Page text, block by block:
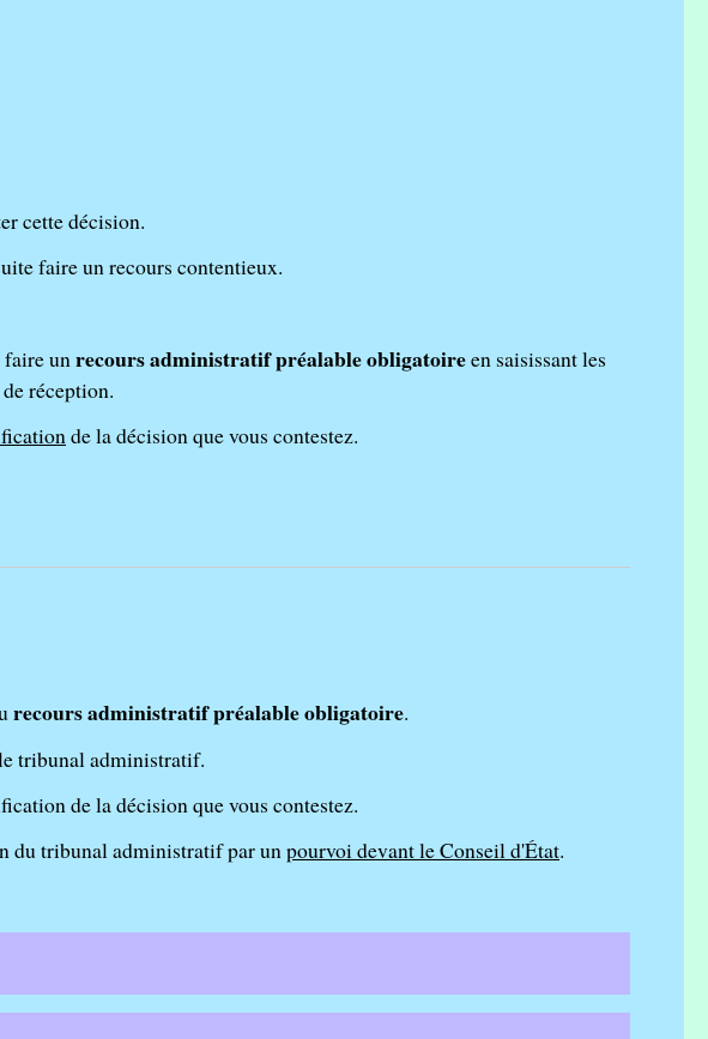
cette décision.
faire un recours contentieux.
un recours administratif préalable obligatoireen saisissant les
réception.
de la décision que vous contestez.
recours administratif préalable obligatoire.
tribunal administratif.
de la décision que vous contestez.
du tribunal administratif par unpourvoi devant le Conseil d'État.